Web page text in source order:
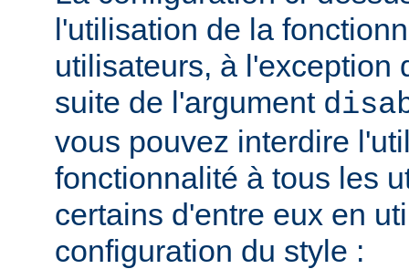
l'utilisation de la
utilisateurs, à l'exception
suite de l'argument
vous pouvez interdire
fonctionnalité à tous les
certains d'entre eux en
configuration du style :